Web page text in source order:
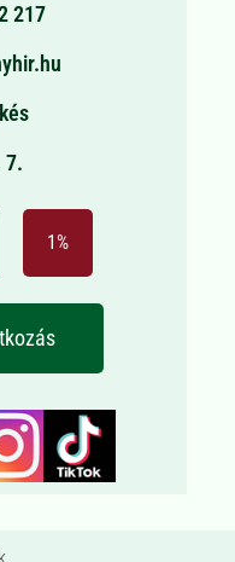
217
7.
1%